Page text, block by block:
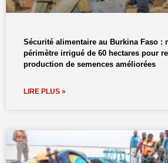
Sécurité alimentaire au Burkina Faso :
périmètre irrigué de 60 hectares pour
production de semences améliorées
LIRE PLUS »